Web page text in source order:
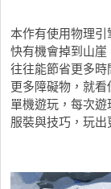
本作有使用物理
快有機會掉到山崖
往往能節省更多
更多障礙物，就
單機遊玩，每次
服裝與技巧，玩出